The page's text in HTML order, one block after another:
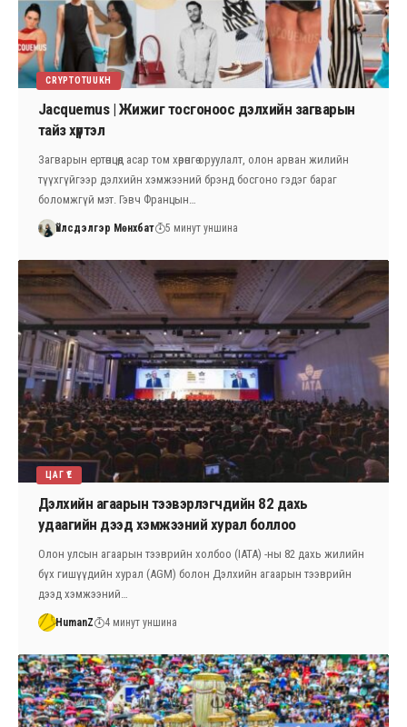
CRYPTOTUUKH
Jacquemus | Жижиг тосгоноос дэлхийн загварын
тайз хүртэл
Загварын ертөнцөд асар том хөрөнгө оруулалт, олон арван жилийн
түүхгүйгээр дэлхийн хэмжээний брэнд босгоно гэдэг бараг
боломжгүй мэт. Гэвч Францын…
Үйлсдэлгэр Мөнхбат 5 минут уншина
ЦАГ ҮЕ
Дэлхийн агаарын тээвэрлэгчдийн 82 дахь
удаагийн дээд хэмжээний хурал боллоо
Олон улсын агаарын тээврийн холбоо (IATA) -ны 82 дахь жилийн
бүх гишүүдийн хурал (AGM) болон Дэлхийн агаарын тээврийн
дээд хэмжээний…
HumanZ 4 минут уншина